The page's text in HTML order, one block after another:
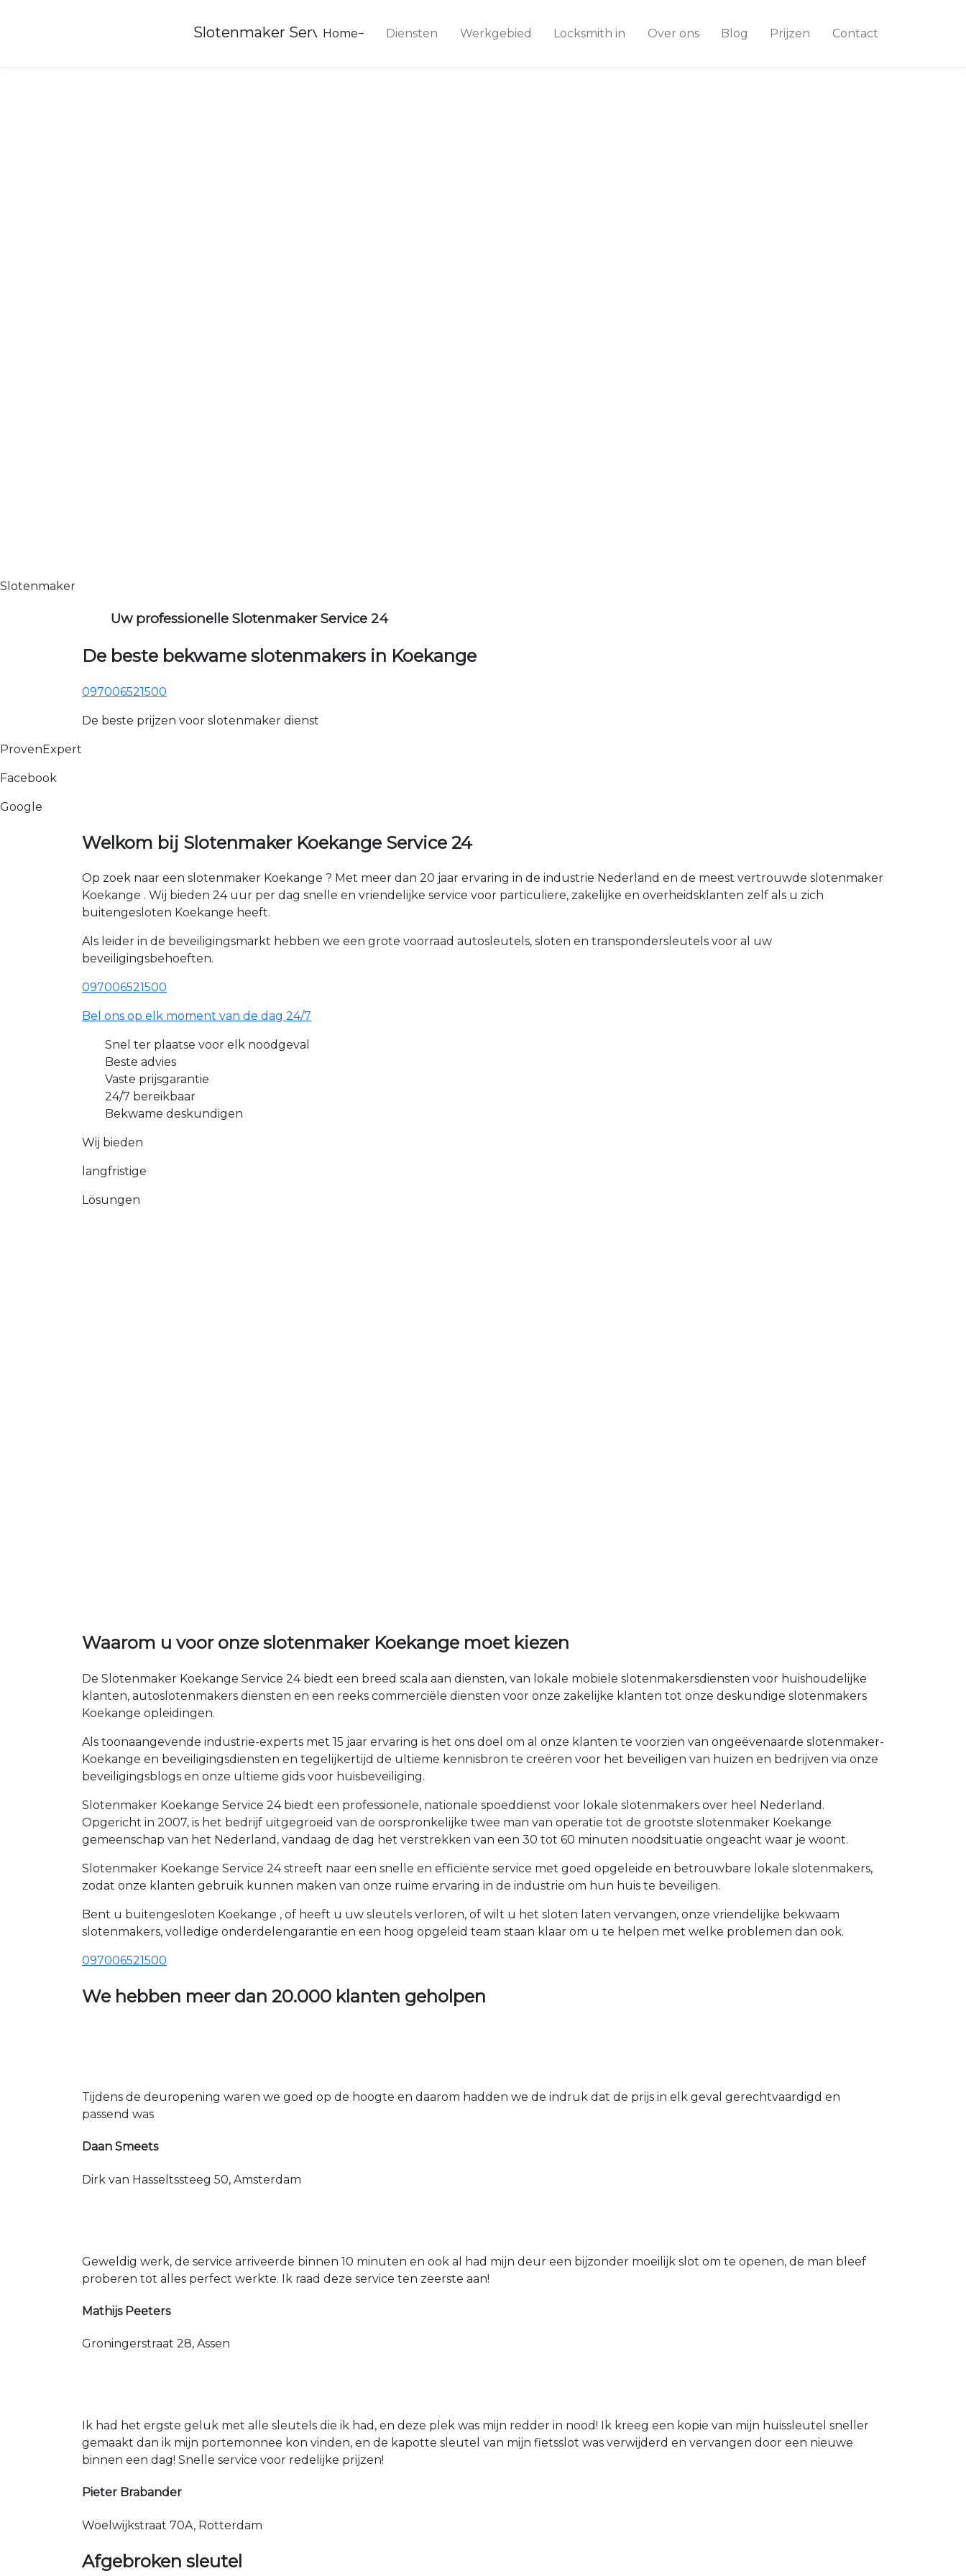
Slotenmaker Service 24
Home Diensten Werkgebied Locksmith in Over ons Blog Prijzen Contact
Slotenmaker
Uw professionelle Slotenmaker Service 24
De beste bekwame slotenmakers in Koekange
097006521500
De beste prijzen voor slotenmaker dienst
ProvenExpert
Facebook
Google
Welkom bij Slotenmaker Koekange Service 24
Op zoek naar een slotenmaker Koekange ? Met meer dan 20 jaar ervaring in de industrie Nederland en de meest vertrouwde slotenmaker
Koekange . Wij bieden 24 uur per dag snelle en vriendelijke service voor particuliere, zakelijke en overheidsklanten zelf als u zich
buitengesloten Koekange heeft.
Als leider in de beveiligingsmarkt hebben we een grote voorraad autosleutels, sloten en transpondersleutels voor al uw
beveiligingsbehoeften.
097006521500
Bel ons op elk moment van de dag 24/7
Snel ter plaatse voor elk noodgeval
Beste advies
Vaste prijsgarantie
24/7 bereikbaar
Bekwame deskundigen
Wij bieden
langfristige
Lösungen
Waarom u voor onze slotenmaker Koekange moet kiezen
De Slotenmaker Koekange Service 24 biedt een breed scala aan diensten, van lokale mobiele slotenmakersdiensten voor huishoudelijke
klanten, autoslotenmakers diensten en een reeks commerciële diensten voor onze zakelijke klanten tot onze deskundige slotenmakers
Koekange opleidingen.
Als toonaangevende industrie-experts met 15 jaar ervaring is het ons doel om al onze klanten te voorzien van ongeëvenaarde slotenmaker-
Koekange en beveiligingsdiensten en tegelijkertijd de ultieme kennisbron te creëren voor het beveiligen van huizen en bedrijven via onze
beveiligingsblogs en onze ultieme gids voor huisbeveiliging.
Slotenmaker Koekange Service 24 biedt een professionele, nationale spoeddienst voor lokale slotenmakers over heel Nederland.
Opgericht in 2007, is het bedrijf uitgegroeid van de oorspronkelijke twee man van operatie tot de grootste slotenmaker Koekange
gemeenschap van het Nederland, vandaag de dag het verstrekken van een 30 tot 60 minuten noodsituatie ongeacht waar je woont.
Slotenmaker Koekange Service 24 streeft naar een snelle en efficiënte service met goed opgeleide en betrouwbare lokale slotenmakers,
zodat onze klanten gebruik kunnen maken van onze ruime ervaring in de industrie om hun huis te beveiligen.
Bent u buitengesloten Koekange , of heeft u uw sleutels verloren, of wilt u het sloten laten vervangen, onze vriendelijke bekwaam
slotenmakers, volledige onderdelengarantie en een hoog opgeleid team staan klaar om u te helpen met welke problemen dan ook.
097006521500
We hebben meer dan 20.000 klanten geholpen
Tijdens de deuropening waren we goed op de hoogte en daarom hadden we de indruk dat de prijs in elk geval gerechtvaardigd en
passend was
Daan Smeets
Dirk van Hasseltssteeg 50, Amsterdam
Geweldig werk, de service arriveerde binnen 10 minuten en ook al had mijn deur een bijzonder moeilijk slot om te openen, de man bleef
proberen tot alles perfect werkte. Ik raad deze service ten zeerste aan!
Mathijs Peeters
Groningerstraat 28, Assen
Ik had het ergste geluk met alle sleutels die ik had, en deze plek was mijn redder in nood! Ik kreeg een kopie van mijn huissleutel sneller
gemaakt dan ik mijn portemonnee kon vinden, en de kapotte sleutel van mijn fietsslot was verwijderd en vervangen door een nieuwe
binnen een dag! Snelle service voor redelijke prijzen!
Pieter Brabander
Woelwijkstraat 70A, Rotterdam
Afgebroken sleutel